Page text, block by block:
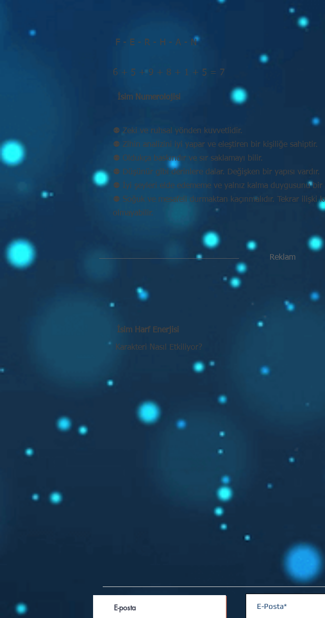
F - E - R - H - A - N
6 + 5 + 9 + 8 + 1 + 5 = 7
İsim Numerolojisi
⚉ Zeki ve ruhsal yönden kuvvetlidir.
⚉ Zihin analizini iyi yapar ve eleştiren bir kişiliğe sahiptir.
⚉ Oldukça baskındır ve sır saklamayı bilir.
⚉ Düşünür gibi derinlere dalar. Değişken bir yapısı vardır.
⚉ İyi şeyleri elde edememe ve yalnız kalma duygusunu bir
⚉ Soğuk ve mesafeli durmaktan kaçınmalıdır. Tekrar ilişki
olmayabilir.
Reklam
İsim Harf Enerjisi
Karakteri Nasıl Etkiliyor?